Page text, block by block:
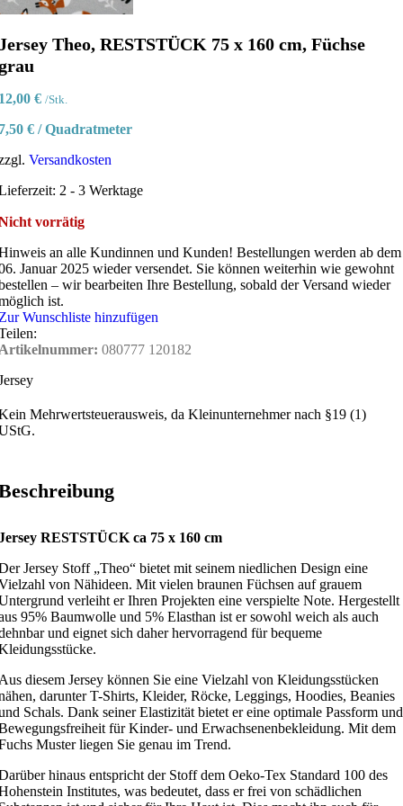
Theo, RESTSTÜCK 75 x 160 cm, Füchse
€ /Stk.
€ /Quadratmeter
Versandkosten
2 - 3 Werktage
vorrätig
an alle Kundinnen und Kunden! Bestellungen werden ab dem
Januar 2025 wieder versendet. Sie können weiterhin wie gewohnt
– wir bearbeiten Ihre Bestellung, sobald der Versand wieder
ist.
Wunschliste hinzufügen
080777 120182
Mehrwertsteuerausweis, da Kleinunternehmer nach §19 (1)
RESTSTÜCK ca 75 x 160 cm
Jersey Stoff „Theo“ bietet mit seinem niedlichen Design eine
von Nähideen. Mit vielen braunen Füchsen auf grauem
verleiht er Ihren Projekten eine verspielte Note. Hergestellt
95% Baumwolle und 5% Elasthan ist er sowohl weich als auch
und eignet sich daher hervorragend für bequeme
diesem Jersey können Sie eine Vielzahl von Kleidungsstücken
darunter T-Shirts, Kleider, Röcke, Leggings, Hoodies, Beanies
Schals. Dank seiner Elastizität bietet er eine optimale Passform und
für Kinder- und Erwachsenenbekleidung. Mit dem
Muster liegen Sie genau im Trend.
hinaus entspricht der Stoff dem Oeko-Tex Standard 100 des
Institutes, was bedeutet, dass er frei von schädlichen